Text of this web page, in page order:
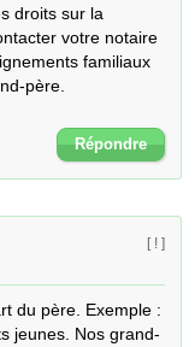
droits sur la
votre notaire
familiaux
père.
Répondre
[ ! ]
du père. Exemple :
jeunes. Nos grand-